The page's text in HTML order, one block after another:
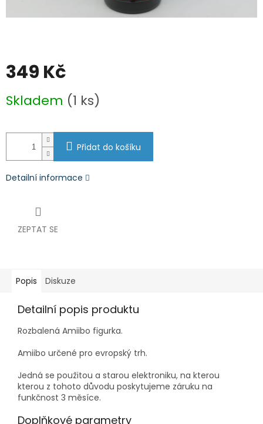
349 Kč
cena:
Skladem (1 ks)
Přidat do košíku
Detailní informace
ZEPTAT SE
Popis Diskuze
Detailní popis produktu
Rozbalená Amiibo figurka.
Amiibo určené pro evropský trh.
Jedná se použitou a starou elektroniku, na kterou
kterou z tohoto důvodu poskytujeme záruku na
funkčnost 3 měsíce.
Doplňkové parametry